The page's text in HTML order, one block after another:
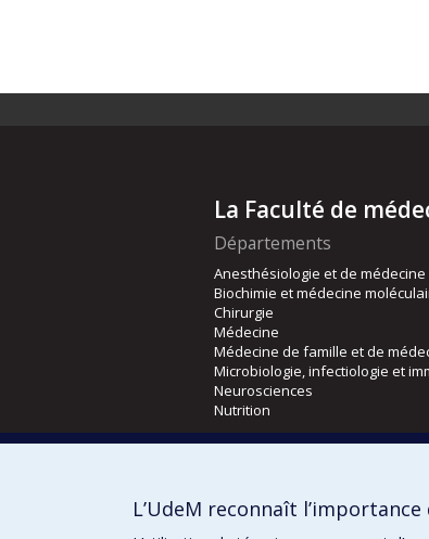
La Faculté de
Départements
Anesthésiologie et de
Biochimie et médecine
Chirurgie
Médecine
Médecine de famille et de
Microbiologie, infectiologie et
Neurosciences
Nutrition
Orthophonie et audiologie
L’UdeM reconnaît